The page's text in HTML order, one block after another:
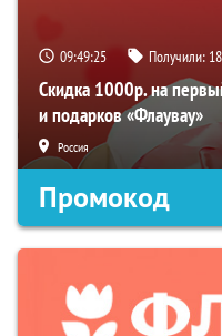
09:49:24 Получили: 18
Скидка 1000р. на
и подарков «Флаувау»
Россия
Промокод